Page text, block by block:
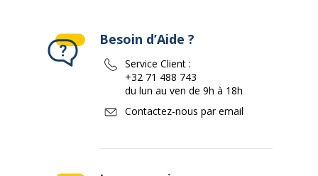
Besoin d’Aide ?
Service Client :
+32 71 488 743
du lun au ven de 9h à 18h
Contactez-nous par email